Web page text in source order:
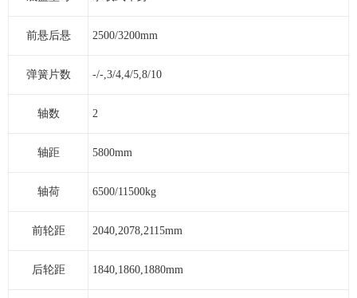
前悬后悬 2500/3200mm
弹簧片数 -/-,3/4,4/5,8/10
轴数 2
轴距 5800mm
轴荷 6500/11500kg
前轮距 2040,2078,2115mm
后轮距 1840,1860,1880mm